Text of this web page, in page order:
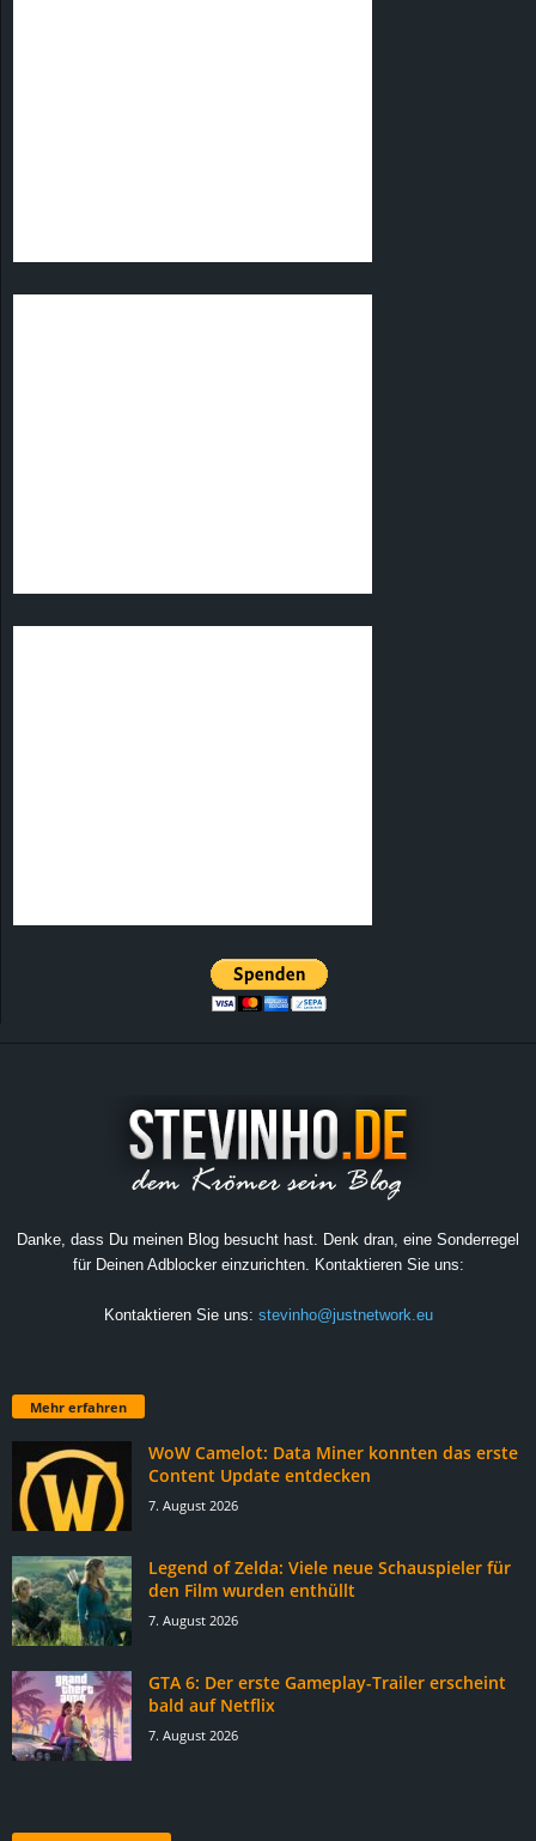
Danke, dass Du meinen Blog besucht hast. Denk dran, eine Sonderregel
für Deinen Adblocker einzurichten. Kontaktieren Sie uns:
Kontaktieren Sie uns: stevinho@justnetwork.eu
Mehr erfahren
WoW Camelot: Data Miner konnten das erste
Content Update entdecken
7. August 2026
Legend of Zelda: Viele neue Schauspieler für
den Film wurden enthüllt
7. August 2026
GTA 6: Der erste Gameplay-Trailer erscheint
bald auf Netflix
7. August 2026